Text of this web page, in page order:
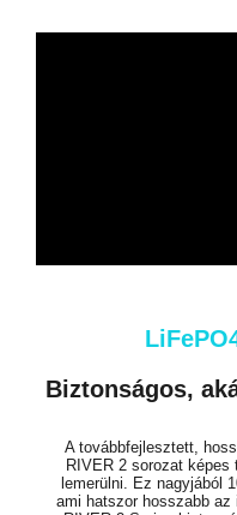
Biztonságos,
A továbbfejlesztett,
RIVER 2 sorozat képes
lemerülni. Ez nagyjából
ami hatszor hosszabb